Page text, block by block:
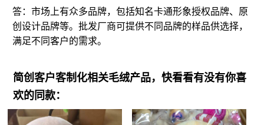
答：市场上有众多品牌，包括知名卡通形象授权品牌、原
创设计品牌等。批发厂商可提供不同品牌的样品供选择，
满足不同客户的需求。
简创客户客制化相关毛绒产品，快看看有没有你喜
欢的同款：